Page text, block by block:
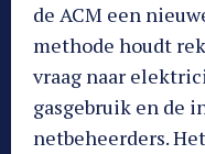
de ACM een
methode houdt
vraag naar
gasgebruik en de
netbeheerders.